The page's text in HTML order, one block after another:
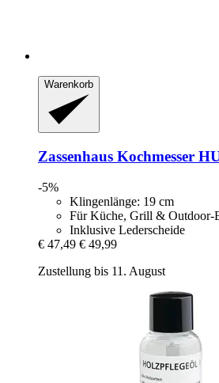
Warenkorb
Zassenhaus Kochmesser
-5%
Klingenlänge: 19 cm
Für Küche, Grill & Outdoor-
Inklusive Lederscheide
€ 47,49 € 49,99
Zustellung bis 11. August